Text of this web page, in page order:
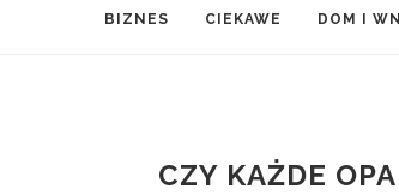
BIZNES CIEKAWE DOM I
CZY KAŻDE